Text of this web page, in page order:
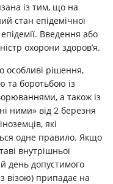
із тим, що на
стан епідемічної
Введення або
охорони здоров’я.
особливі рішення,
та боротьбою із
а також із
ними» від 2 березня
які
одне правило. Якщо
внутрішньої
день допустимого
візою) припадає на